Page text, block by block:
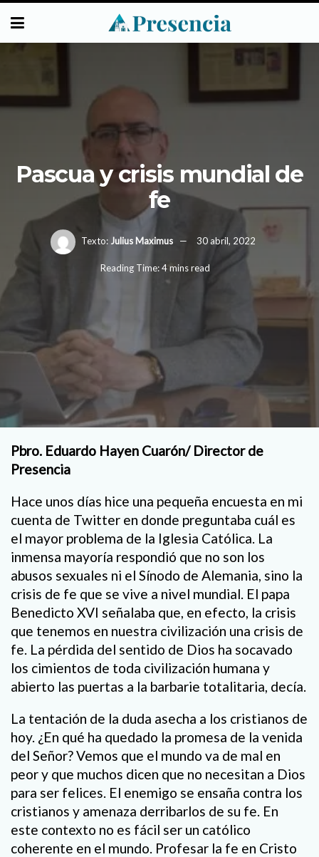
Pascua y crisis mundial de
fe
Texto: Julius Maximus 30 abril, 2022
Reading Time: 4 mins read
Pbro. Eduardo Hayen Cuarón/ Director de
Presencia
Hace unos días hice una pequeña encuesta en mi
cuenta de Twitter en donde preguntaba cuál es
el mayor problema de la Iglesia Católica. La
inmensa mayoría respondió que no son los
abusos sexuales ni el Sínodo de Alemania, sino la
crisis de fe que se vive a nivel mundial. El papa
Benedicto XVI señalaba que, en efecto, la crisis
que tenemos en nuestra civilización una crisis de
fe. La pérdida del sentido de Dios ha socavado
los cimientos de toda civilización humana y
abierto las puertas a la barbarie totalitaria, decía.
La tentación de la duda asecha a los cristianos de
hoy. ¿En qué ha quedado la promesa de la venida
del Señor? Vemos que el mundo va de mal en
peor y que muchos dicen que no necesitan a Dios
para ser felices. El enemigo se ensaña contra los
cristianos y amenaza derribarlos de su fe. En
este contexto no es fácil ser un católico
coherente en el mundo. Profesar la fe en Cristo